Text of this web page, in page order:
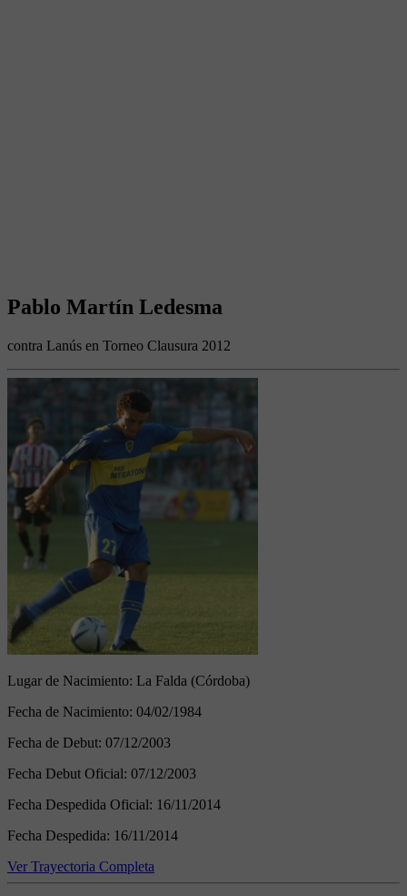
Pablo Martín Ledesma
contra Lanús en Torneo Clausura 2012
Lugar de Nacimiento: La Falda (Córdoba)
Fecha de Nacimiento: 04/02/1984
Fecha de Debut: 07/12/2003
Fecha Debut Oficial: 07/12/2003
Fecha Despedida Oficial: 16/11/2014
Fecha Despedida: 16/11/2014
Ver Trayectoria Completa